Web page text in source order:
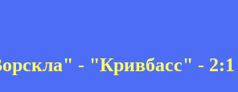
- "Кривбасс" - 2:1